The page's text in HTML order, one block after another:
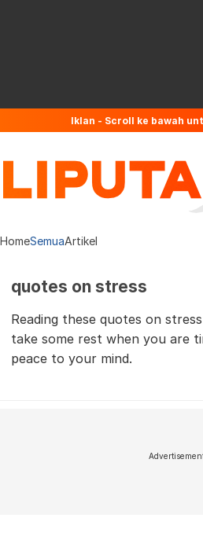
Iklan - Scroll ke bawah
HomeSemuaArtikel
quotes on stress
Reading these quotes on
take some rest when you are
peace to your mind.